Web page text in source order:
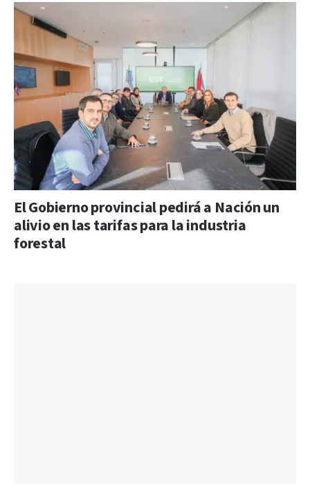
El Gobierno provincial pedirá a Nación un
alivio en las tarifas para la industria
forestal